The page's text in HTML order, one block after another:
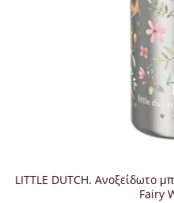
LITTLE DUTCH. Ανοξείδωτο
Fairy